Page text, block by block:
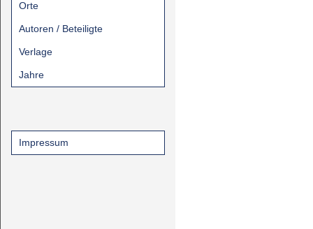
Orte
Autoren / Beteiligte
Verlage
Jahre
Impressum